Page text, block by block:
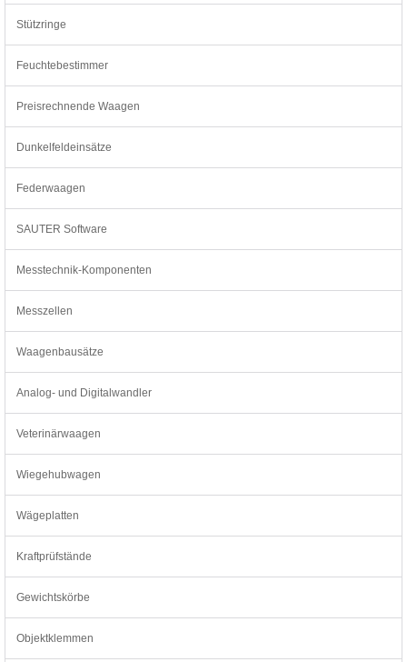
Stützringe
Feuchtebestimmer
Preisrechnende Waagen
Dunkelfeldeinsätze
Federwaagen
SAUTER Software
Messtechnik-Komponenten
Messzellen
Waagenbausätze
Analog- und Digitalwandler
Veterinärwaagen
Wiegehubwagen
Wägeplatten
Kraftprüfstände
Gewichtskörbe
Objektklemmen